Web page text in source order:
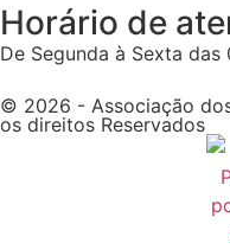
Horário de
De Segunda à Sexta das
© 2026 - Associação
os direitos Reservados